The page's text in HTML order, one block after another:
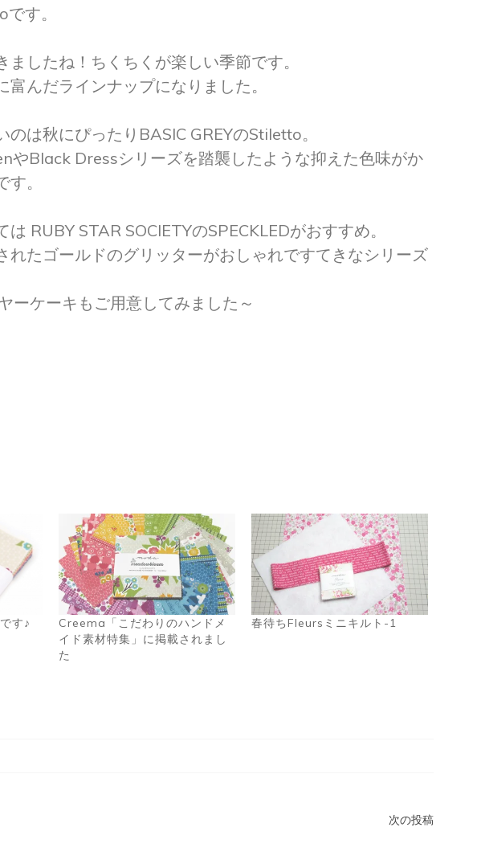
す。
ましたね！ちくちくが楽しい季節です。
富んだラインナップになりました。
のは秋にぴったりBASIC GREYのStiletto。
やBlack Dressシリーズを踏襲したような抑えた色味がか
。
RUBY STAR SOCIETYのSPECKLEDがおすすめ。
れたゴールドのグリッターがおしゃれですてきなシリーズ
ーケーキもご用意してみました～
す♪
Creema「こだわりのハンドメ
イド素材特集」に掲載されまし
た
春待ちFleursミニキルト-1
次の投稿